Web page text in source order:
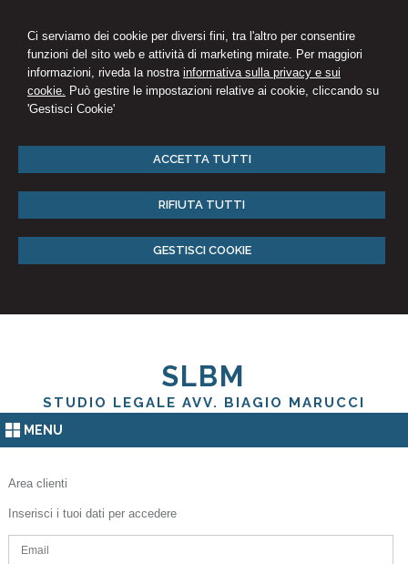
Ci serviamo dei cookie per diversi fini, tra l'altro per consentire
funzioni del sito web e attività di marketing mirate. Per maggiori
informazioni, riveda la nostra informativa sulla privacy e sui
cookie. Può gestire le impostazioni relative ai cookie, cliccando su
'Gestisci Cookie'
ACCETTA TUTTI
RIFIUTA TUTTI
GESTISCI COOKIE
SLBM
STUDIO LEGALE AVV. BIAGIO MARUCCI
MENU
Area clienti
Inserisci i tuoi dati per accedere